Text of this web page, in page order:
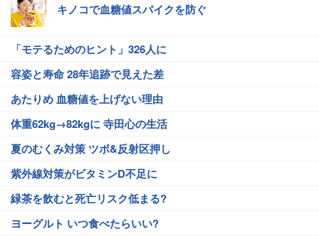
キノコで血糖値スパイクを防ぐ
「モテるためのヒント」326人に
容姿と寿命 28年追跡で見えた差
あたりめ 血糖値を上げない理由
体重62kg→82kgに 寺田心の生活
夏のむくみ対策 ツボ&反射区押し
紫外線対策がビタミンD不足に
緑茶を飲むと死亡リスク低まる?
ヨーグルト いつ食べたらいい?